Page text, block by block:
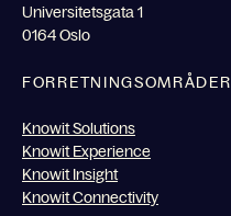
Universitetsgata 1
0164 Oslo
FORRETNINGSOMRÅDER
Knowit Solutions
Knowit Experience
Knowit Insight
Knowit Connectivity